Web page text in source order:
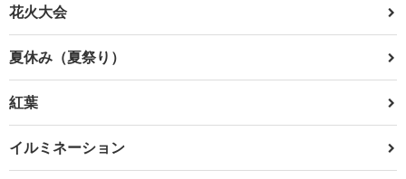
花火大会
夏休み（夏祭り）
紅葉
イルミネーション